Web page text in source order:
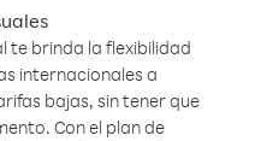
te brinda la flexibilidad
internacionales a
bajas, sin tener que
Con el plan de